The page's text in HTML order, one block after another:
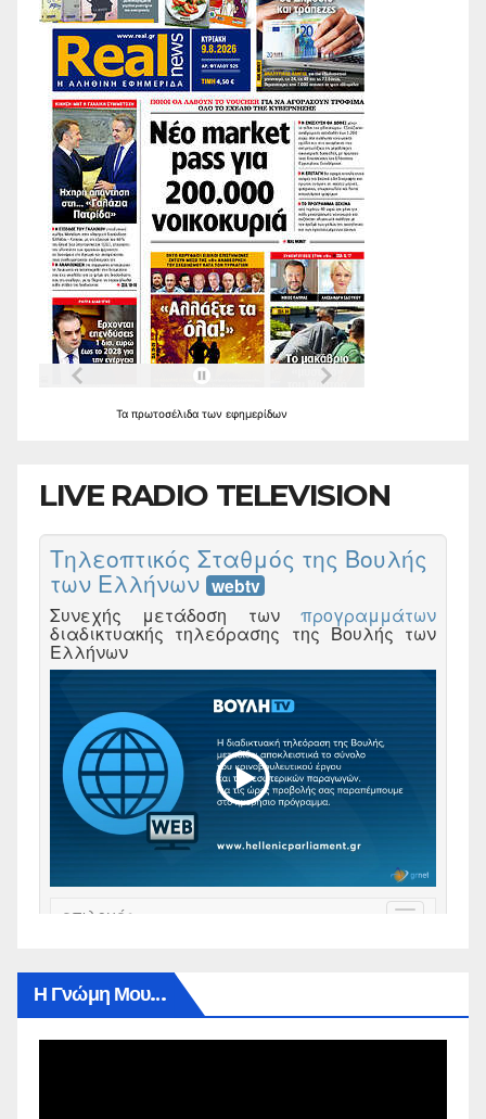
Τα πρωτοσέλιδα των εφημερίδων
LIVE RADIO TELEVISION
Η Γνώμη Μου…